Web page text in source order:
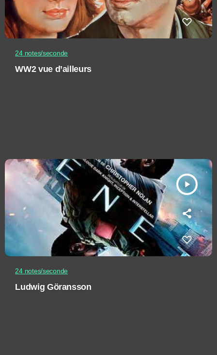
24 notes/seconde
WW2 vue d’ailleurs
play_arrow
24 notes/seconde
Ludwig Göransson